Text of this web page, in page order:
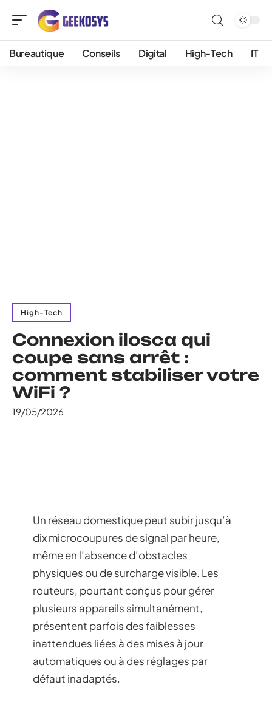
Bureautique Conseils Digital High-Tech IT
High-Tech
Connexion ilosca qui
coupe sans arrêt :
comment stabiliser votre
WiFi ?
19/05/2026
Un réseau domestique peut subir jusqu’à
dix microcoupures de signal par heure,
même en l’absence d’obstacles
physiques ou de surcharge visible. Les
routeurs, pourtant conçus pour gérer
plusieurs appareils simultanément,
présentent parfois des faiblesses
inattendues liées à des mises à jour
automatiques ou à des réglages par
défaut inadaptés.